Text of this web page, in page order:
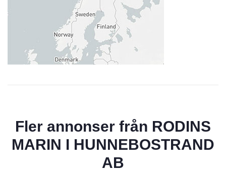
Fler annonser från RODINS
MARIN I HUNNEBOSTRAND
AB